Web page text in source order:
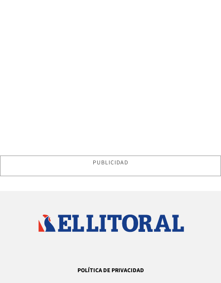
PUBLICIDAD
POLÍTICA DE PRIVACIDAD